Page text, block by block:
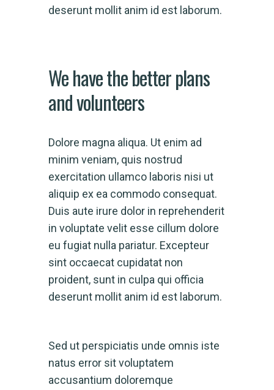
deserunt mollit anim id est laborum.
We have the better plans
and volunteers
Dolore magna aliqua. Ut enim ad
minim veniam, quis nostrud
exercitation ullamco laboris nisi ut
aliquip ex ea commodo consequat.
Duis aute irure dolor in reprehenderit
in voluptate velit esse cillum dolore
eu fugiat nulla pariatur. Excepteur
sint occaecat cupidatat non
proident, sunt in culpa qui officia
deserunt mollit anim id est laborum.
Sed ut perspiciatis unde omnis iste
natus error sit voluptatem
accusantium doloremque